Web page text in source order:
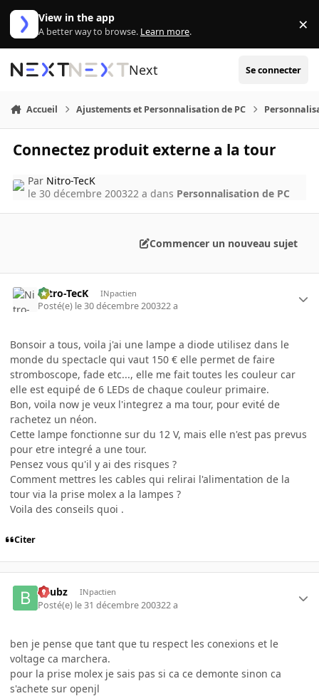
Aller au contenu
View in the app
A better way to browse. Learn more. ×
Next Se connecter
Accueil Ajustements et Personnalisation de PC
Connectez produit externe a la tour
Par Nitro-TecK
le 30 décembre 200322 a dans Personnalisation de PC
Commencer un nouveau sujet
Nitro-TecK INpactien
Posté(e) le 30 décembre 200322 a
Bonsoir a tous, voila j'ai une lampe a diode utilisez dans le
monde du spectacle qui vaut 150 € elle permet de faire
stromboscope, fade etc..., elle me fait toutes les couleur car
elle est equipé de 6 LEDs de chaque couleur primaire.
Bon, voila now je veux l'integrez a ma tour, pour evité de
rachetez un néon.
Cette lampe fonctionne sur du 12 V, mais elle n'est pas prevus
pour etre integré a une tour.
Pensez vous qu'il y ai des risques ?
Comment mettres les cables qui relirai l'alimentation de la
tour via la prise molex a la lampes ?
Voila des conseils quoi .
Citer
beubz INpactien
Posté(e) le 31 décembre 200322 a
ben je pense que tant que tu respect les conexions et le
voltage ca marchera.
pour la prise molex je sais pas si ca ce demonte sinon ca
s'achete sur openjl